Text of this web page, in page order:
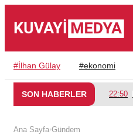
#İlhan Gülay #ekonomi
SON HABERLER 22:50
Ana Sayfa›Gündem